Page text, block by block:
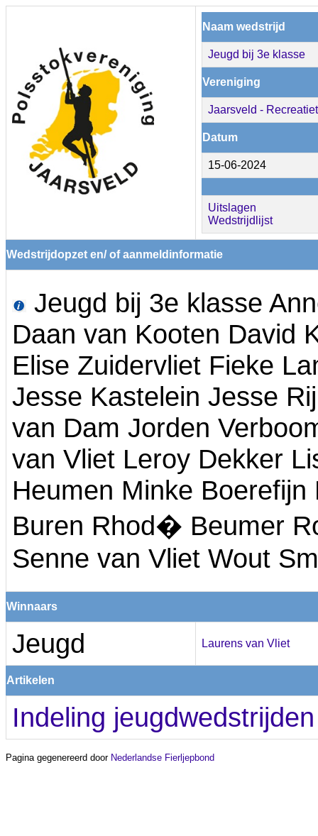
Naam wedstrijd
Jeugd bij 3e klasse
Vereniging
Jaarsveld -
Datum
15-06-2024
Uitslagen
Wedstrijdlijst
Wedstrijdopzet en/ of aanmeldinformatie
Jeugd bij 3e klasse
Daan van Kooten David
Elise Zuidervliet Fieke
Jesse Kastelein Jesse
van Dam Jorden
van Vliet Leroy Dekker
Heumen Minke
Buren Rhod� Beumer
Senne van Vliet Wout
Winnaars
Jeugd Laurens van Vliet
Artikelen
Indeling
Pagina gegenereerd door Nederlandse Fierljepbond